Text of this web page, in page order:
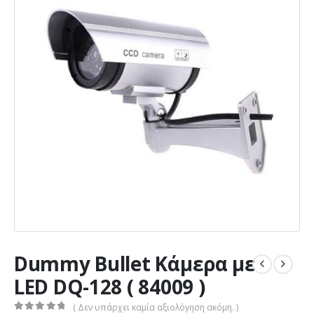
Dummy Bullet Κάμερα με
LED DQ-128 ( 84009 )
( Δεν υπάρχει καμία αξιολόγηση ακόμη. )